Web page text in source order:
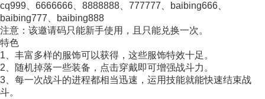
cq999、6666666、8888888、777777、baibing666、
baibing777、baibing888
注意：该邀请码只能新手使用，且只能兑换一次。
特色
1、丰富多样的服饰可以获得，这些服饰特效十足。
2、随机掉落一些装备，点击穿戴即可增强战斗力。
3、每一次战斗的进程都相当迅速，运用技能就能快速结束战
斗。